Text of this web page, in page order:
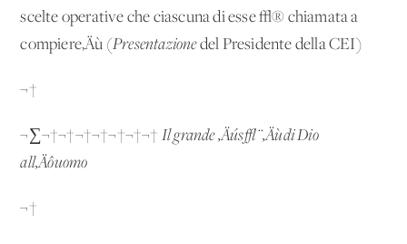
scelte operative che ciascuna di esse √® chiamata a
compiere‚Äù (Presentazionedel Presidente della CEI)
¬†
¬∑¬†¬†¬†¬†¬†¬†¬† Il grande ‚Äús√¨‚Äùdi Dio
all‚Äôuomo
¬†